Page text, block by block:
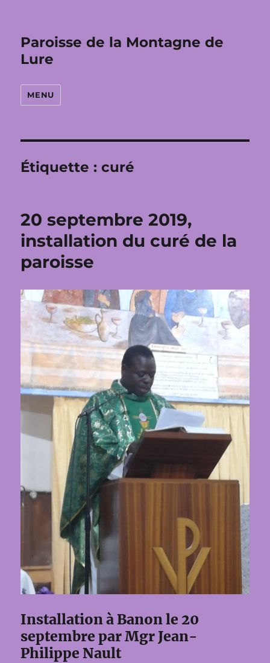
Paroisse de la Montagne de
Lure
MENU
Étiquette :curé
20 septembre 2019,
installation du curé de la
paroisse
Installation à Banon le 20
septembre par Mgr Jean-
Philippe Nault